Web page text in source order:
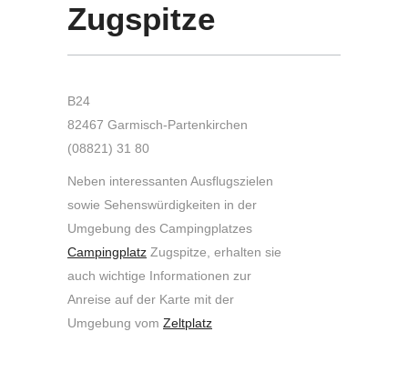
Zugspitze
B24
82467 Garmisch-Partenkirchen
(08821) 31 80
Neben interessanten Ausflugszielen
sowie Sehenswürdigkeiten in der
Umgebung des Campingplatzes
Campingplatz Zugspitze, erhalten sie
auch wichtige Informationen zur
Anreise auf der Karte mit der
Umgebung vom Zeltplatz